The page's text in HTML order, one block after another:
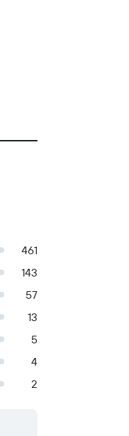
461
143
57
13
5
4
2